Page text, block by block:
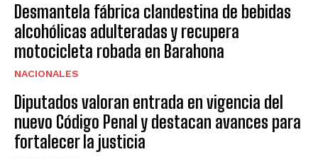
Desmantela fábrica clandestina de bebidas
alcohólicas adulteradas y recupera
motocicleta robada en Barahona
NACIONALES
Diputados valoran entrada en vigencia del
nuevo Código Penal y destacan avances para
fortalecer la justicia